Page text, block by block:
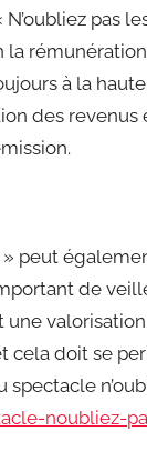
pas
à la
des
» peut
de
cela doit se
noubliez-